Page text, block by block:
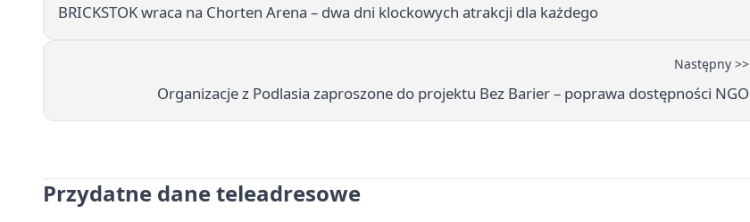
BRICKSTOK wraca na Chorten Arena – dwa dni klockowych atrakcji dla każdego
Następny >>
Organizacje z Podlasia zaproszone do projektu Bez Barier – poprawa dostępności NGO
Przydatne dane teleadresowe